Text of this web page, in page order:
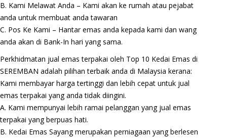
B. Kami Melawat Anda – Kami akan ke rumah atau pejabat
anda untuk membuat anda tawaran
C. Pos Ke Kami – Hantar emas anda kepada kami dan wang
anda akan di Bank-In hari yang sama.
Perkhidmatan jual emas terpakai oleh Top 10 Kedai Emas di
SEREMBAN adalah pilihan terbaik anda di Malaysia kerana:
Kami membayar harga tertinggi dan lebih cepat untuk jual
emas terpakai yang anda tidak diingini.
A. Kami mempunyai lebih ramai pelanggan yang jual emas
terpakai yang berpuas hati.
B. Kedai Emas Sayang merupakan perniagaan yang berlesen